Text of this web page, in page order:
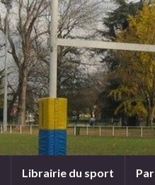
Librairie du sport